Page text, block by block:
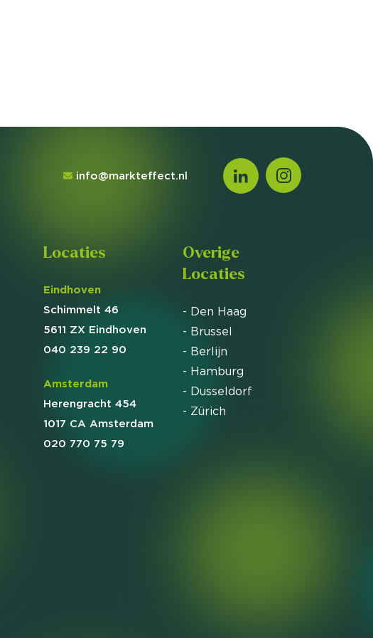
info@markteffect.nl
Locaties
Eindhoven
Schimmelt 46
5611 ZX Eindhoven
040 239 22 90
Amsterdam
Herengracht 454
1017 CA Amsterdam
020 770 75 79
Overige
Locaties
- Den Haag
- Brussel
- Berlijn
- Hamburg
- Dusseldorf
- Zürich